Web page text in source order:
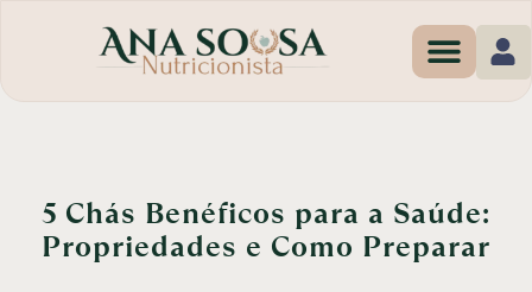
5 Chás Benéficos para a Saúde:
Propriedades e Como Preparar